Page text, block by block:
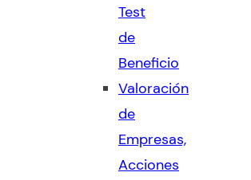
Test
de
Beneficio
Valoración
de
Empresas,
Acciones